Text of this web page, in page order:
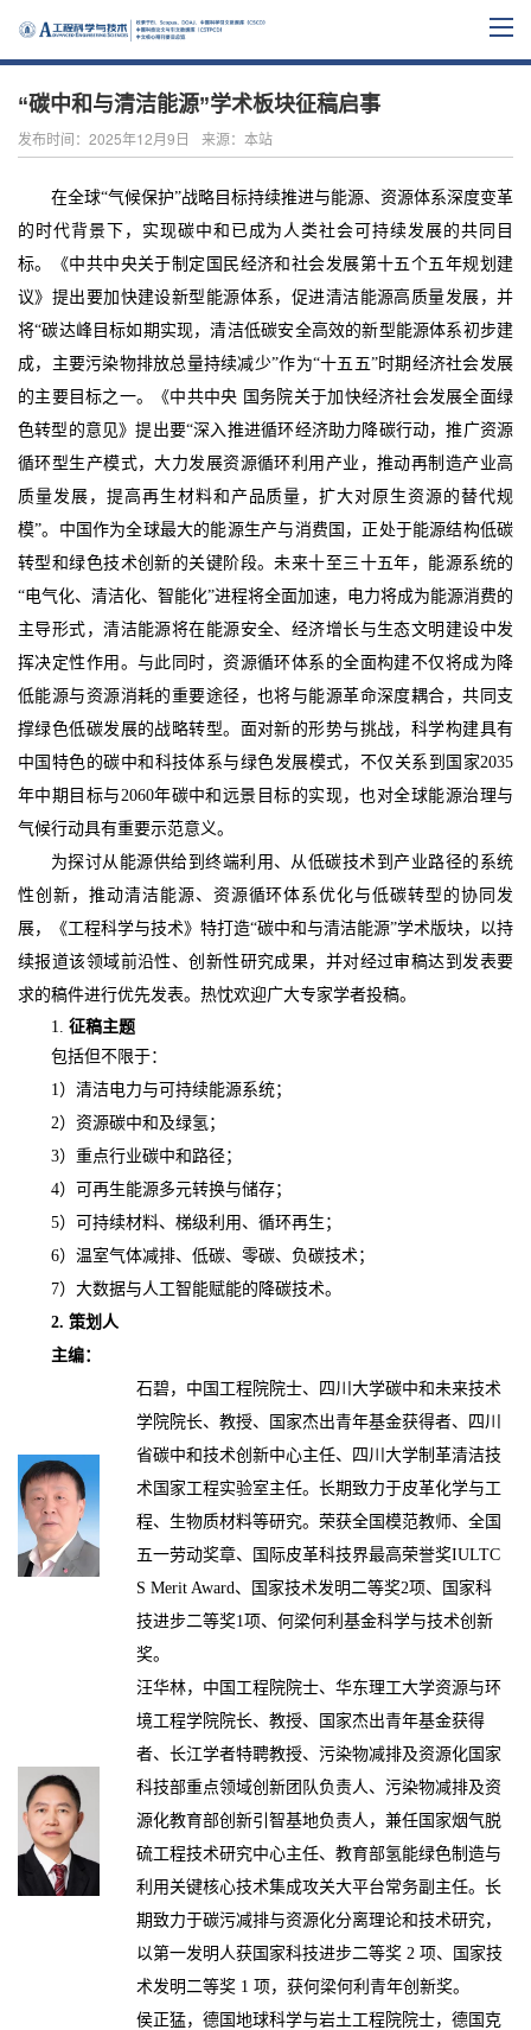
“碳中和与清洁能源”学术板块征稿启事
发布时间：2025年12月9日 来源：本站
在全球“气候保护”战略目标持续推进与能源、资源体系深度变革
的时代背景下，实现碳中和已成为人类社会可持续发展的共同目
标。《中共中央关于制定国民经济和社会发展第十五个五年规划建
议》提出要加快建设新型能源体系，促进清洁能源高质量发展，并
将“碳达峰目标如期实现，清洁低碳安全高效的新型能源体系初步建
成，主要污染物排放总量持续减少”作为“十五五”时期经济社会发展
的主要目标之一。《中共中央 国务院关于加快经济社会发展全面绿
色转型的意见》提出要“深入推进循环经济助力降碳行动，推广资源
循环型生产模式，大力发展资源循环利用产业，推动再制造产业高
质量发展，提高再生材料和产品质量，扩大对原生资源的替代规
模”。中国作为全球最大的能源生产与消费国，正处于能源结构低碳
转型和绿色技术创新的关键阶段。未来十至三十五年，能源系统的
“电气化、清洁化、智能化”进程将全面加速，电力将成为能源消费的
主导形式，清洁能源将在能源安全、经济增长与生态文明建设中发
挥决定性作用。与此同时，资源循环体系的全面构建不仅将成为降
低能源与资源消耗的重要途径，也将与能源革命深度耦合，共同支
撑绿色低碳发展的战略转型。面对新的形势与挑战，科学构建具有
中国特色的碳中和科技体系与绿色发展模式，不仅关系到国家2035
年中期目标与2060年碳中和远景目标的实现，也对全球能源治理与
气候行动具有重要示范意义。
为探讨从能源供给到终端利用、从低碳技术到产业路径的系统
性创新，推动清洁能源、资源循环体系优化与低碳转型的协同发
展，《工程科学与技术》特打造“碳中和与清洁能源”学术版块，以持
续报道该领域前沿性、创新性研究成果，并对经过审稿达到发表要
求的稿件进行优先发表。热忱欢迎广大专家学者投稿。
1. 征稿主题
包括但不限于：
1）清洁电力与可持续能源系统；
2）资源碳中和及绿氢；
3）重点行业碳中和路径；
4）可再生能源多元转换与储存；
5）
可持续材料、梯级利用、循环再生；
6）温室气体减排、低碳、零碳、负碳技术；
7） 大数据与人工智能赋能的降碳技术。
2. 策划人
主编：
石碧，中国工程院院士、四川大学碳中和未来技术
学院院长、教授、国家杰出青年基金获得者、四川
省碳中和技术创新中心主任、四川大学制革清洁技
术国家工程实验室主任。长期致力于皮革化学与工
程、生物质材料等研究。荣获全国模范教师、全国
五一劳动奖章、国际皮革科技界最高荣誉奖IULTC
S Merit Award、国家技术发明二等奖2项、国家科
技进步二等奖1项、何梁何利基金科学与技术创新
奖。
汪华林， 中国工程院院士、华东理工大学资源与环
境工程学院院长、教授、国家杰出青年基金获得
者、长江学者特聘教授、污染物减排及资源化国家
科技部重点领域创新团队负责人、污染物减排及资
源化教育部创新引智基地负责人，兼任国家烟气脱
硫工程技术研究中心主任、教育部氢能绿色制造与
利用关键核心技术集成攻关大平台常务副主任。长
期致力于碳污减排与资源化分离理论和技术研究，
以第一发明人获国家科技进步二等奖 2 项、国家技
术发明二等奖 1 项，获何梁何利青年创新奖。
侯正猛，德国地球科学与岩土工程院院士，德国克